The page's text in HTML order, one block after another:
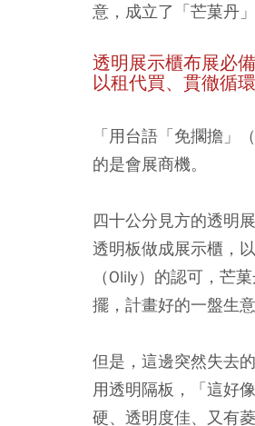
意，成立了「芒菓丹」
透明展示櫃布展必備
以租代買、貫徹循
「用台語「免擱擔」
的是會展商機。
四十公分見方的透明
透明板做成展示櫃，
（Olily）的認可，芒
擺，計畫好的一盤生
但是，這邊突然失去
用透明隔板，「這好
硬、透明度佳、又有